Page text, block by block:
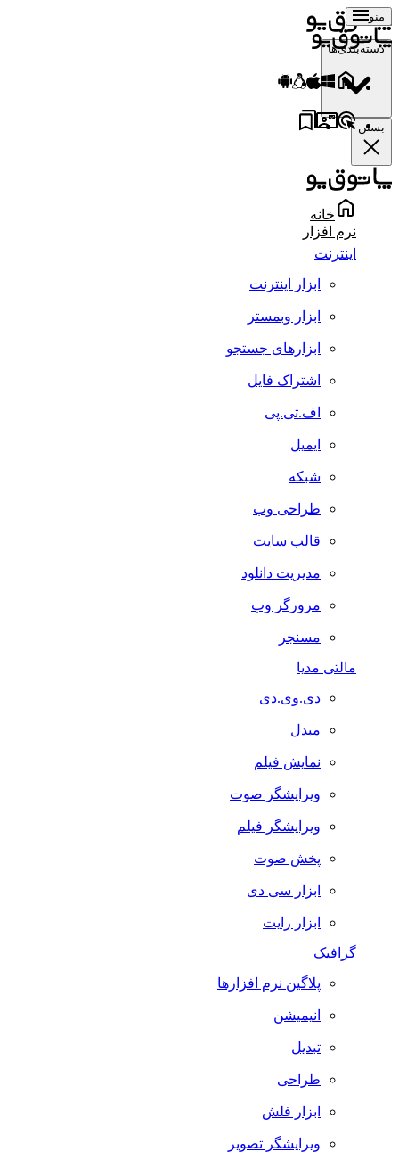
منو
دسته‌بندی‌ها
بستن
خانه
نرم افزار
اینترنت
ابزار اینترنت
ابزار وبمستر
ابزارهای جستجو
اشتراک فایل
اف.تی.پی
ایمیل
شبکه
طراحی وب
قالب سایت
مدیریت دانلود
مرورگر وب
مسنجر
مالتی مدیا
دی.وی.دی
مبدل
نمایش فیلم
ویرایشگر صوت
ویرایشگر فیلم
پخش صوت
ابزار سی دی
ابزار رایت
گرافیک
پلاگین نرم افزارها
انیمیشن
تبدیل
طراحی
ابزار فلش
ویرایشگر تصویر